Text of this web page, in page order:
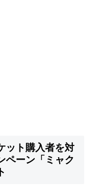
ット購入者を対
ペーン「ミャク